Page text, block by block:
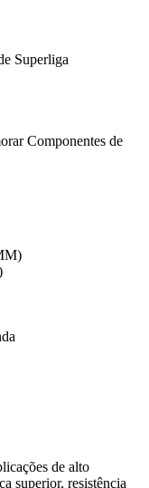
Superliga
Componentes de
de alto
superior, resistência